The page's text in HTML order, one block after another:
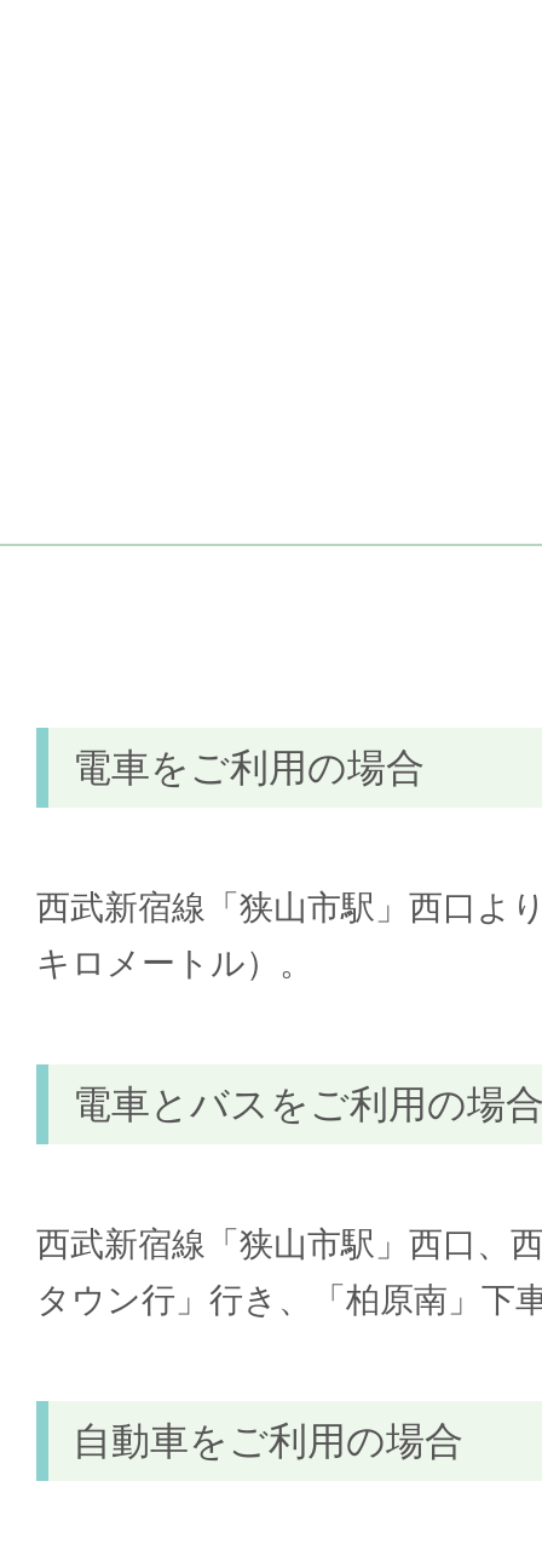
電車をご利用の場合
西武新宿線「狭山市駅」西口よ
キロメートル）。
電車とバスをご利用の場
西武新宿線「狭山市駅」西口、
タウン行」行き、「柏原南」下
自動車をご利用の場合